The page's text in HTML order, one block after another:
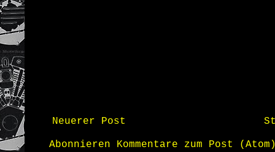
Neuerer Post
Abonnieren Kommentare zum Post